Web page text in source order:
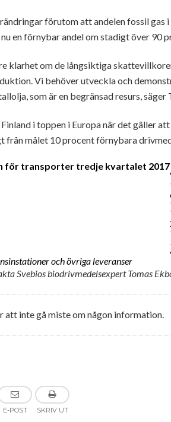
förutom att andelen fossil gas
en förnybar andel om stadigt över 90
klarhet om de långsiktiga
Vi behöver utveckla och
som är en begränsad resurs, säger
i toppen i Europa när det gäller
från målet 10 procent förnybara
för transporter tredje kvartalet 2017
och övriga leveranser
Svebios biodrivmedelsexpert Tomas
att inte gå miste om någon information.
E-POST SKRIV UT